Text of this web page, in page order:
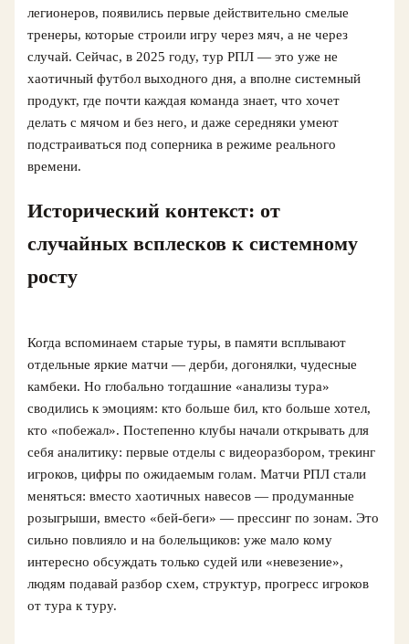
легионеров, появились первые действительно смелые
тренеры, которые строили игру через мяч, а не через
случай. Сейчас, в 2025 году, тур РПЛ — это уже не
хаотичный футбол выходного дня, а вполне системный
продукт, где почти каждая команда знает, что хочет
делать с мячом и без него, и даже середняки умеют
подстраиваться под соперника в режиме реального
времени.
Исторический контекст: от
случайных всплесков к системному
росту
Когда вспоминаем старые туры, в памяти всплывают
отдельные яркие матчи — дерби, догонялки, чудесные
камбеки. Но глобально тогдашние «анализы тура»
сводились к эмоциям: кто больше бил, кто больше хотел,
кто «побежал». Постепенно клубы начали открывать для
себя аналитику: первые отделы с видеоразбором, трекинг
игроков, цифры по ожидаемым голам. Матчи РПЛ стали
меняться: вместо хаотичных навесов — продуманные
розыгрыши, вместо «бей-беги» — прессинг по зонам. Это
сильно повлияло и на болельщиков: уже мало кому
интересно обсуждать только судей или «невезение»,
людям подавай разбор схем, структур, прогресс игроков
от тура к туру.